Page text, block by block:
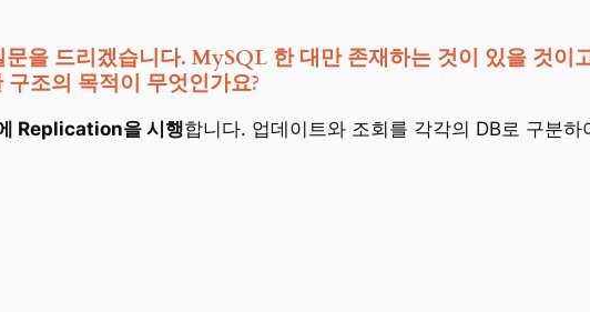
을 드리겠습니다. MySQL 한 대만 존재하는 것이 있을 것이
조의 목적이 무엇인가요?
Replication을 시행합니다. 업데이트와 조회를 각각의 DB로 구분